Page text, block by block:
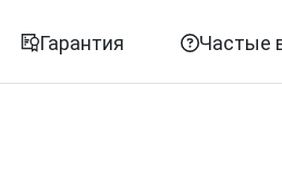
Гарантия Частые